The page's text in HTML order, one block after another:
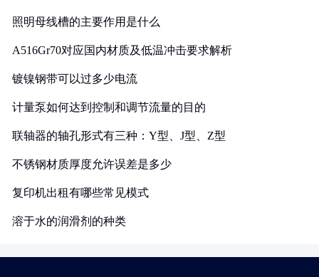
照明母线槽的主要作用是什么
A516Gr70对应国内材质及低温冲击要求解析
镀镍钢带可以过多少电流
计量泵如何达到控制和调节流量的目的
联轴器的轴孔形式有三种：Y型、J型、Z型
不锈钢材质厚度允许误差是多少
复印机出租有哪些常见模式
溶于水的润滑剂的种类